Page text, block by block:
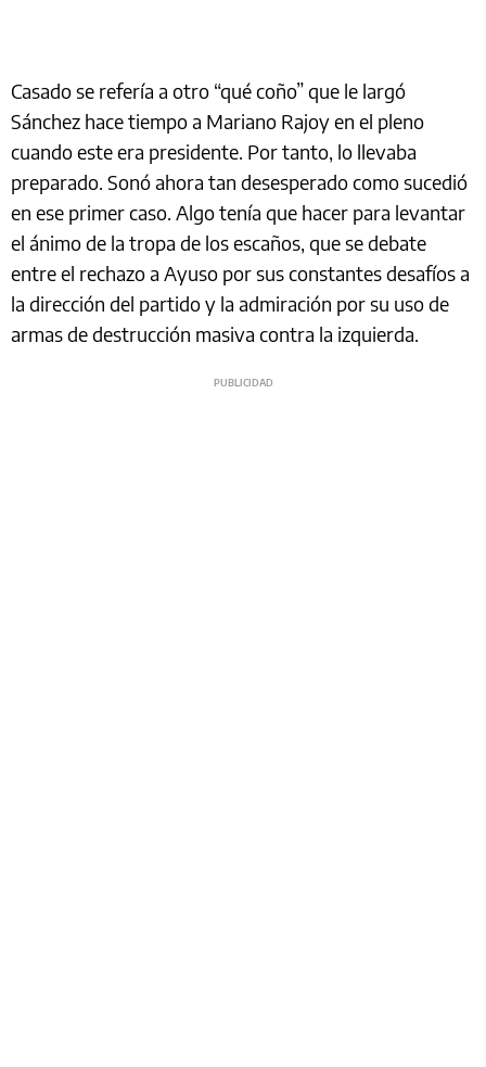
Casado se refería a otro “qué coño” que le largó
Sánchez hace tiempo a Mariano Rajoy en el pleno
cuando este era presidente. Por tanto, lo llevaba
preparado. Sonó ahora tan desesperado como sucedió
en ese primer caso. Algo tenía que hacer para levantar
el ánimo de la tropa de los escaños, que se debate
entre el rechazo a Ayuso por sus constantes desafíos a
la dirección del partido y la admiración por su uso de
armas de destrucción masiva contra la izquierda.